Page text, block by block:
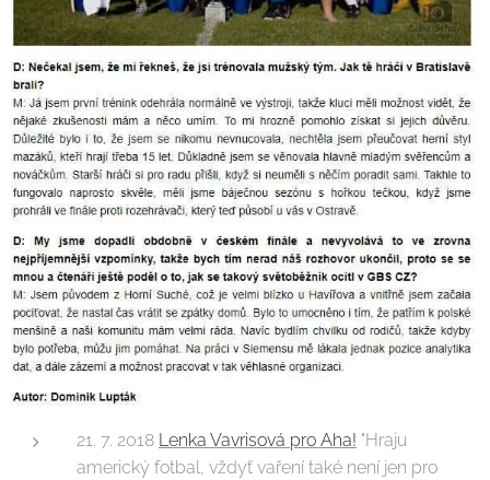
21. 7. 2018 Lenka Vavrisová pro Aha! "Hraju
americký fotbal, vždyť vaření také není jen pro